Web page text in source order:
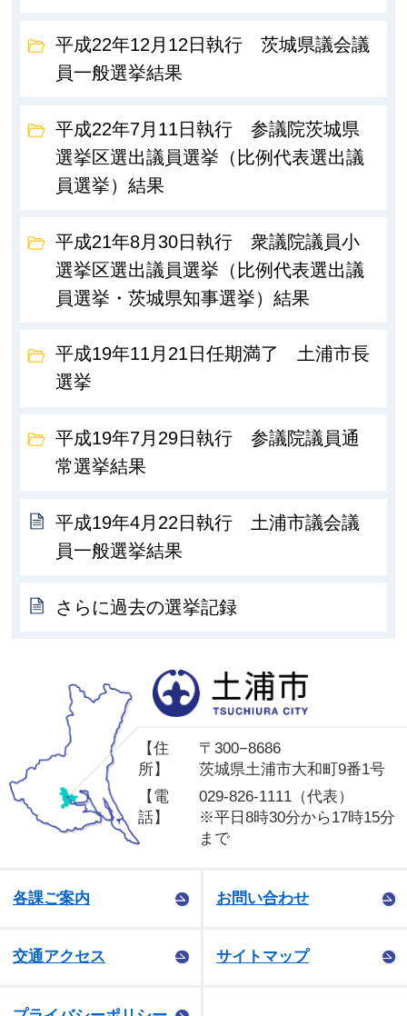
平成22年12月12日執行 茨城県議会議
員一般選挙結果
平成22年7月11日執行 参議院茨城県
選挙区選出議員選挙（比例代表選出議
員選挙）結果
平成21年8月30日執行 衆議院議員小
選挙区選出議員選挙（比例代表選出議
員選挙・茨城県知事選挙）結果
平成19年11月21日任期満了 土浦市長
選挙
平成19年7月29日執行 参議院議員通
常選挙結果
平成19年4月22日執行 土浦市議会議
員一般選挙結果
さらに過去の選挙記録
【住
所】
〒300−8686
茨城県土浦市大和町9番1号
【電
話】
029-826-1111（代表）
※平日8時30分から17時15分
まで
各課ご案内 お問い合わせ
交通アクセス サイトマップ